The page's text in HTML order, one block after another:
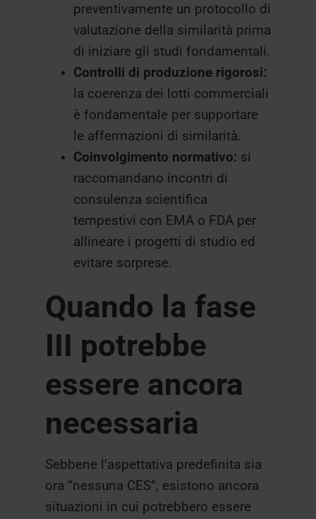
preventivamente un protocollo di
valutazione della similarità prima
di iniziare gli studi fondamentali.
Controlli di produzione rigorosi:
la coerenza dei lotti commerciali
è fondamentale per supportare
le affermazioni di similarità.
Coinvolgimento normativo: si
raccomandano incontri di
consulenza scientifica
tempestivi con EMA o FDA per
allineare i progetti di studio ed
evitare sorprese.
Quando la fase
III potrebbe
essere ancora
necessaria
Sebbene l’aspettativa predefinita sia
ora “nessuna CES”, esistono ancora
situazioni in cui potrebbero essere